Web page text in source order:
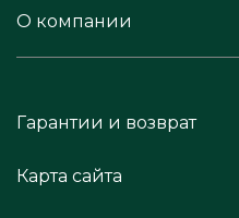
О компании
Гарантии и возврат
Карта сайта